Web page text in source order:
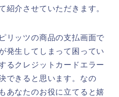
紹介させていただきます。
リッツの商品の支払画面で
発生してしまって困ってい
るクレジットカードエラー
できると思います。なの
あなたのお役に立てると嬉